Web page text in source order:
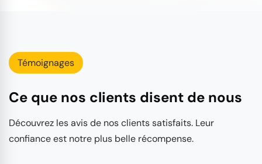
Témoignages
Ce que nos clients disent de nous
Découvrez les avis de nos clients satisfaits. Leur
confiance est notre plus belle récompense.